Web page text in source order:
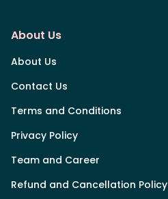
About Us
About Us
Contact Us
Terms and Conditions
Privacy Policy
Team and Career
Refund and Cancellation Policy